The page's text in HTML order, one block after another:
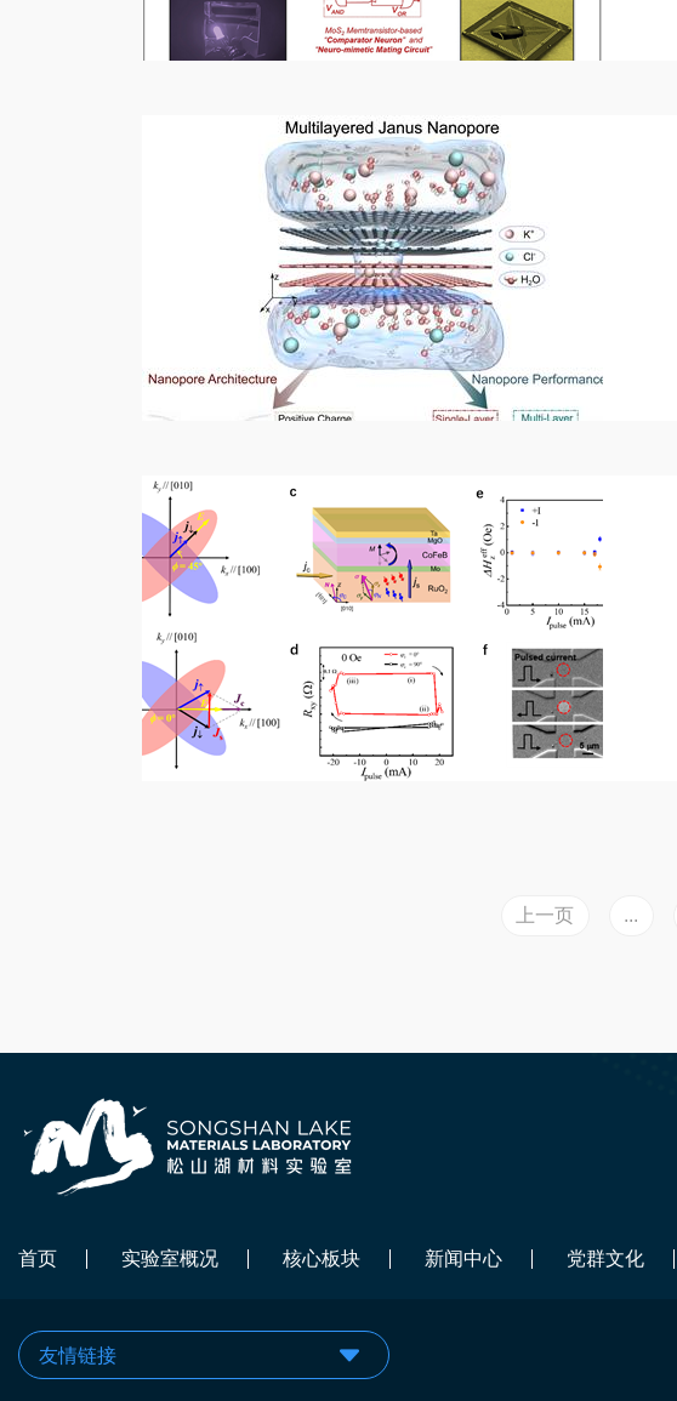
上一页 ...
首页 实验室概况 核心板块 新闻中心 党群文化